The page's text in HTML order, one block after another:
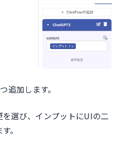
加します。
選び、インプットにUIの二
。